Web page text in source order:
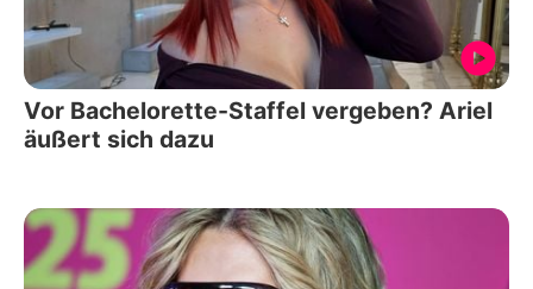
Vor Bachelorette-Staffel vergeben? Ariel
äußert sich dazu